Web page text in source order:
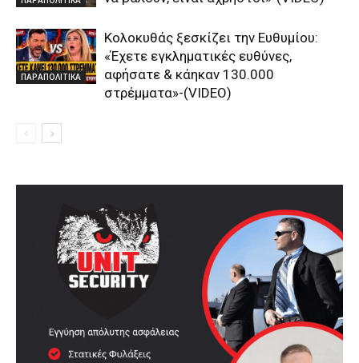
ΠΑΡΑΠΟΛΙΤΙΚΑ
Κολοκυθάς ξεσκίζει την Ευθυμίου:
«Έχετε εγκληματικές ευθύνες,
αφήσατε & κάηκαν 130.000
στρέμματα»-(VIDEO)